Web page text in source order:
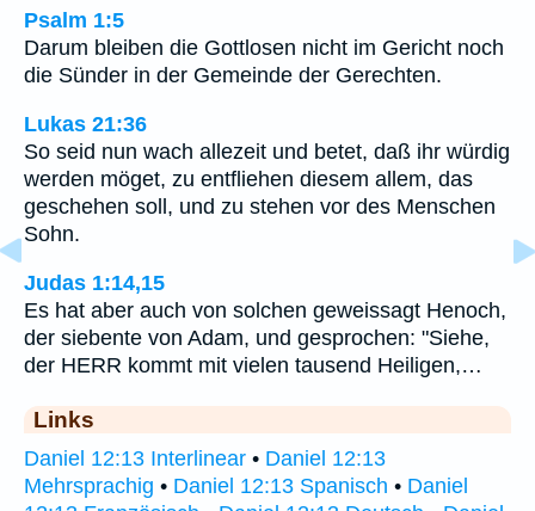
Psalm 1:5
Darum bleiben die Gottlosen nicht im Gericht noch
die Sünder in der Gemeinde der Gerechten.
Lukas 21:36
So seid nun wach allezeit und betet, daß ihr würdig
werden möget, zu entfliehen diesem allem, das
geschehen soll, und zu stehen vor des Menschen
Sohn.
Judas 1:14,15
Es hat aber auch von solchen geweissagt Henoch,
der siebente von Adam, und gesprochen: "Siehe,
der HERR kommt mit vielen tausend Heiligen,…
Links
Daniel 12:13 Interlinear • Daniel 12:13
Mehrsprachig • Daniel 12:13 Spanisch • Daniel